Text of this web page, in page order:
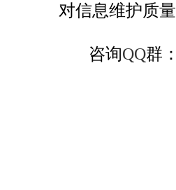
对信息维护质
咨询QQ群